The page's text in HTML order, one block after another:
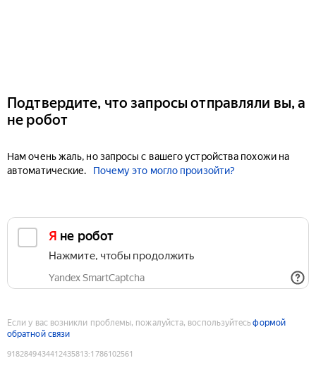
Подтвердите, что запросы отправляли вы, а
не робот
Нам очень жаль, но запросы с вашего устройства похожи на
автоматические.
Почему это могло произойти?
Я не робот
Нажмите, чтобы продолжить
Yandex SmartCaptcha
Если у вас возникли проблемы, пожалуйста, воспользуйтесьформой
обратной связи
9182849434412435813:1786102561